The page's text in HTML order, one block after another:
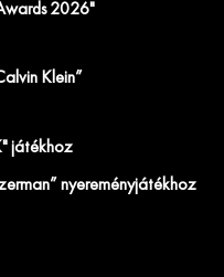
2026"
Klein”
játékhoz
nyereményjátékhoz